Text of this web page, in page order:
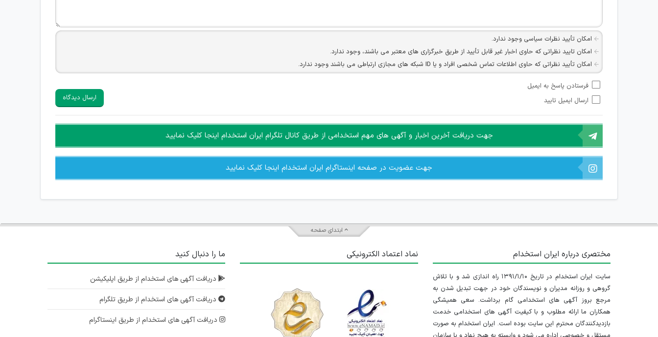
امکان تأیید نظرات سیاسی وجود ندارد.
امکان تایید نظراتی که حاوی اخبار غیر قابل تأیید از طریق خبرگزاری های معتبر می باشند، وجود ندارد.
امکان تأیید نظراتی که حاوی اطلاعات تماس شخصی افراد و یا ID شبکه های مجازی ارتباطی می باشند وجود ندارد.
هرگونه تحریک، تحقیر و کنایه به سایر افراد (مسئول و غیر مسئول) غیر مجاز می باشد.
امکان هماهنگی برای هرگونه ملاقات حضوری چه به صورت دسته جمعی و چه فردی توسط کاربران سایت وجود ندارد.
فرستادن پاسخ به ایمیل
ارسال ایمیل تایید
ارسال دیدگاه
جهت دریافت آخرین اخبار و آگهی های مهم استخدامی از طریق کانال تلگرام ایران استخدام اینجا کلیک نمایید
جهت عضویت در صفحه اینستاگرام ایران استخدام اینجا کلیک نمایید
ابتدای صفحه
مختصری درباره ایران استخدام
سایت ایران استخدام در تاریخ ۱۳۹۱/۱/۱۰ راه اندازی شد و با تلاش
گروهی و روزانه مدیران و نویسندگان خود در جهت تبدیل شدن به
مرجع بروز آگهی های استخدامی گام برداشت. سعی همیشگی
همکاران ما ارائه مطلوب و با کیفیت آگهی های استخدامی خدمت
بازدیدکنندگان محترم این سایت بوده است. ایران استخدام به صورت
نماد اعتماد الکترونیکی ما را دنبال کنید
دریافت آگهی های استخدام از طریق اپلیکیشن
دریافت آگهی های استخدام از طریق تلگرام
دریافت آگهی های استخدام از طریق اینستاگرام